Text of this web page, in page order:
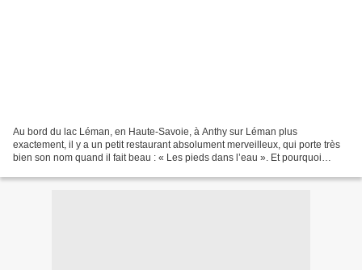
Au bord du lac Léman, en Haute-Savoie, à Anthy sur Léman plus
exactement, il y a un petit restaurant absolument merveilleux, qui porte très
bien son nom quand il fait beau : « Les pieds dans l’eau ». Et pourquoi